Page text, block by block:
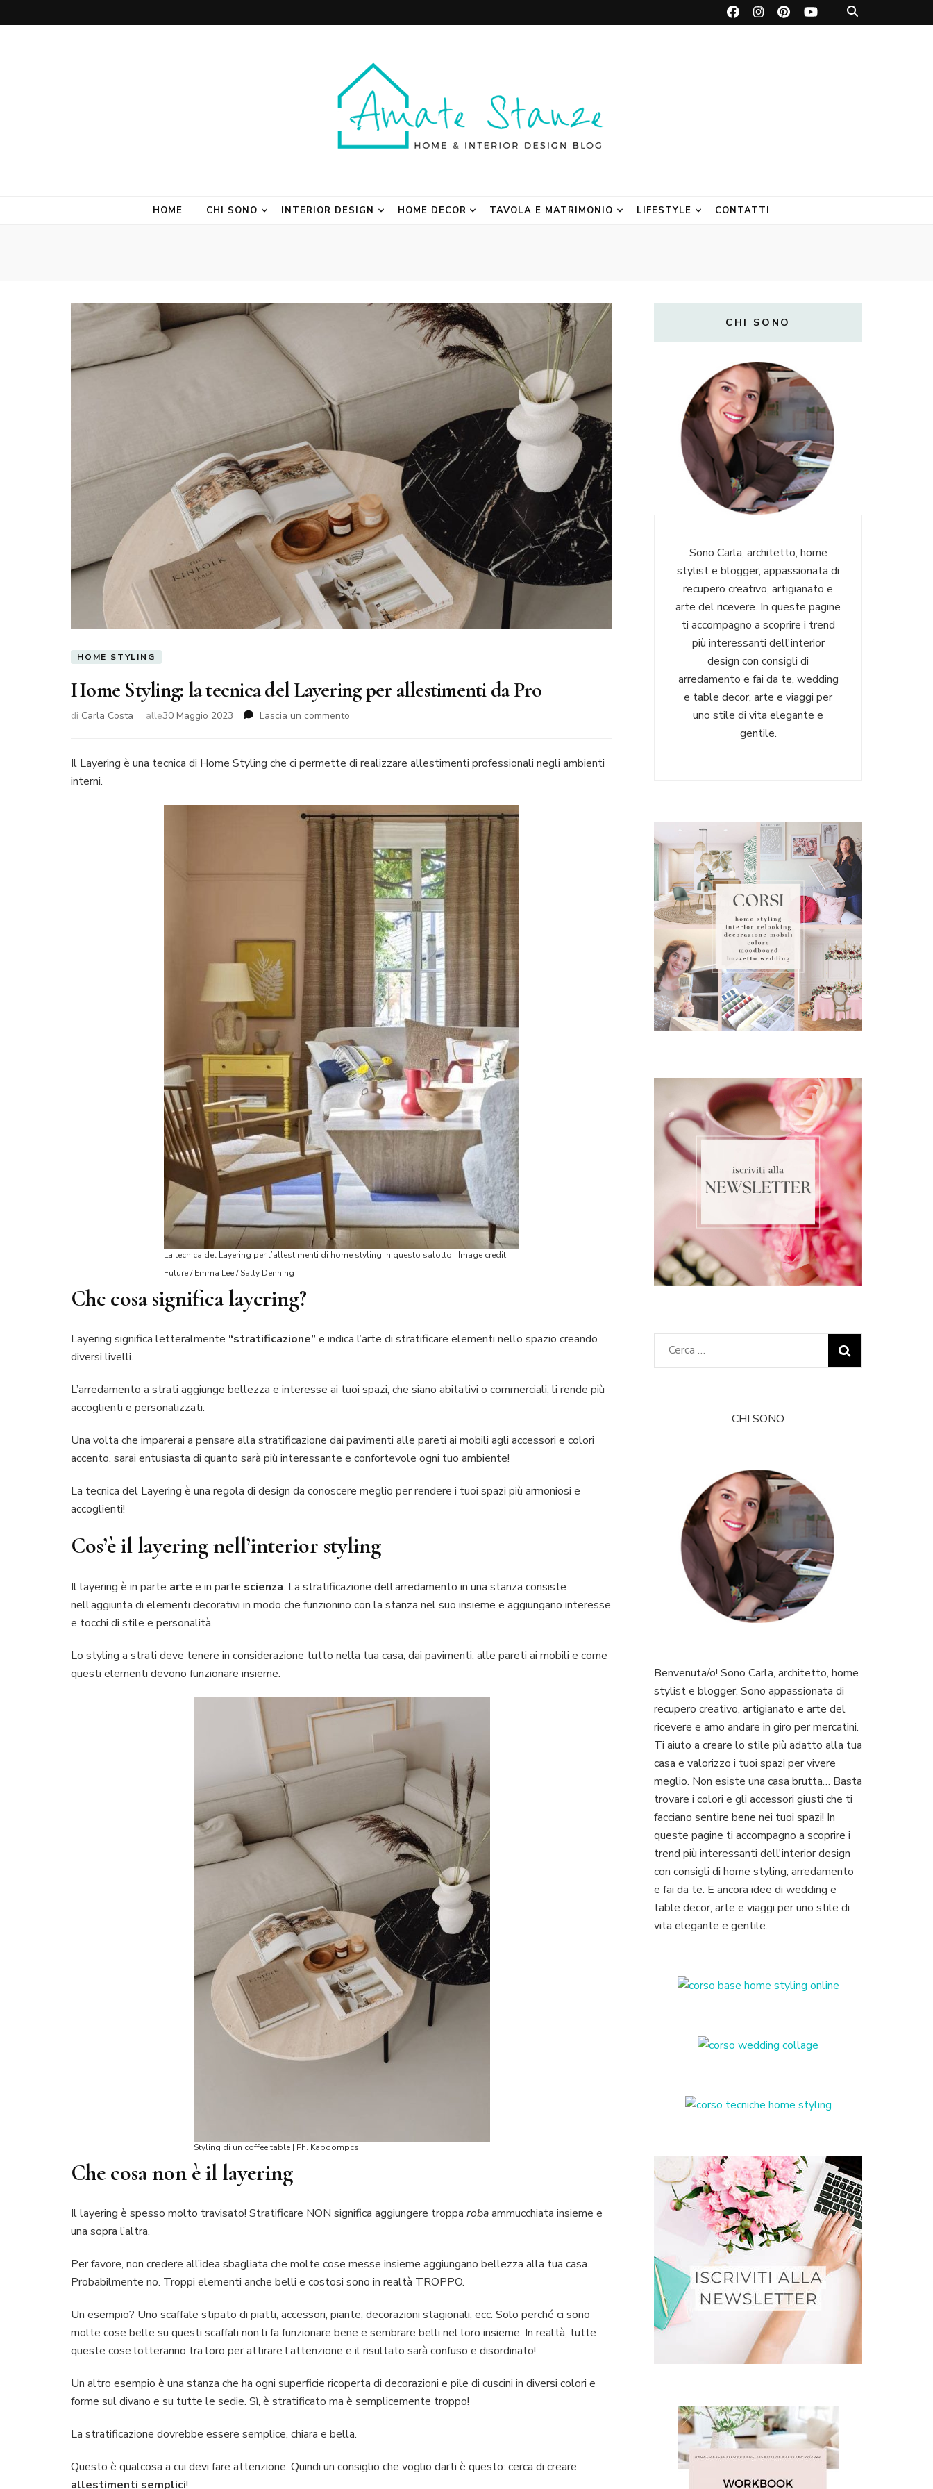
HOME CHI SONO INTERIOR DESIGN HOME DECOR TAVOLA E MATRIMONIO LIFESTYLE CONTATTI
HOME STYLING
Home Styling: la tecnica del Layering per allestimenti da Pro
di Carla Costa alle30 Maggio 2023 Lascia un commento
la
Layering
per
allestimenti
Pro
Il Layering è una tecnica di Home Styling che ci permette di realizzare allestimenti professionali negli ambienti
interni.
La tecnica del Layering per l’allestimenti di home styling in questo salotto | Image credit:
Future / Emma Lee / Sally Denning
Che cosa significa layering?
Layering significa letteralmente “stratificazione” e indica l’arte di stratificare elementi nello spazio creando
diversi livelli.
L’arredamento a strati aggiunge bellezza e interesse ai tuoi spazi, che siano abitativi o commerciali, li rende più
accoglienti e personalizzati.
Una volta che imparerai a pensare alla stratificazione dai pavimenti alle pareti ai mobili agli accessori e colori
accento, sarai entusiasta di quanto sarà più interessante e confortevole ogni tuo ambiente!
La tecnica del Layering è una regola di design da conoscere meglio per rendere i tuoi spazi più armoniosi e
accoglienti!
Cos’è il layering nell’interior styling
Il layering è in parte arte e in parte scienza. La stratificazione dell’arredamento in una stanza consiste
nell’aggiunta di elementi decorativi in modo che funzionino con la stanza nel suo insieme e aggiungano interesse
e tocchi di stile e personalità.
Lo styling a strati deve tenere in considerazione tutto nella tua casa, dai pavimenti, alle pareti ai mobili e come
questi elementi devono funzionare insieme.
Styling di un coffee table | Ph. Kaboompcs
Che cosa non è il layering
Il layering è spesso molto travisato! Stratificare NON significa aggiungere troppa robaammucchiata insieme e
una sopra l’altra.
Per favore, non credere all’idea sbagliata che molte cose messe insieme aggiungano bellezza alla tua casa.
Probabilmente no. Troppi elementi anche belli e costosi sono in realtà TROPPO.
Un esempio? Uno scaffale stipato di piatti, accessori, piante, decorazioni stagionali, ecc. Solo perché ci sono
molte cose belle su questi scaffali non li fa funzionare bene e sembrare belli nel loro insieme. In realtà, tutte
queste cose lotteranno tra loro per attirare l’attenzione e il risultato sarà confuso e disordinato!
Un altro esempio è una stanza che ha ogni superficie ricoperta di decorazioni e pile di cuscini in diversi colori e
forme sul divano e su tutte le sedie. Sì, è stratificato ma è semplicemente troppo!
La stratificazione dovrebbe essere semplice, chiara e bella.
Questo è qualcosa a cui devi fare attenzione. Quindi un consiglio che voglio darti è questo: cerca di creare
allestimenti semplici!
CHI SONO
Sono Carla, architetto, home
stylist e blogger, appassionata di
recupero creativo, artigianato e
arte del ricevere. In queste pagine
ti accompagno a scoprire i trend
più interessanti dell'interior
design con consigli di
arredamento e fai da te, wedding
e table decor, arte e viaggi per
uno stile di vita elegante e
gentile.
Ricerca
per:
CHI SONO
Benvenuta/o! Sono Carla, architetto, home
stylist e blogger. Sono appassionata di
recupero creativo, artigianato e arte del
ricevere e amo andare in giro per mercatini.
Ti aiuto a creare lo stile più adatto alla tua
casa e valorizzo i tuoi spazi per vivere
meglio. Non esiste una casa brutta… Basta
trovare i colori e gli accessori giusti che ti
facciano sentire bene nei tuoi spazi! In
queste pagine ti accompagno a scoprire i
trend più interessanti dell'interior design
con consigli di home styling, arredamento
e fai da te. E ancora idee di wedding e
table decor, arte e viaggi per uno stile di
vita elegante e gentile.